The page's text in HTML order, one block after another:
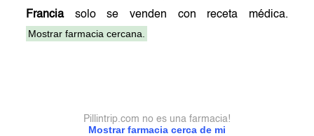
Franciasolo se venden con receta médica.
Mostrar farmacia cercana.
Mostrar farmacia cerca de mi
Pillintrip.com no es una farmacia!